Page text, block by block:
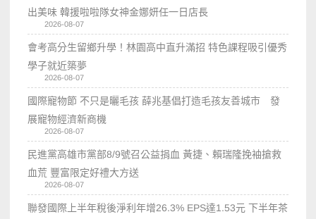
出美味 韓援啦啦隊女神金娜妍任一日店長
2026-08-07
會考高分生留鄉升學！林園高中直升滿招 特色課程吸引優秀
學子就近築夢
2026-08-07
國際寵物節 不只是曬毛孩 薛兆基倡打造毛孩友善城市 發
展寵物經濟新商機
2026-08-07
民進黨高雄市黨部8/9號召公益捐血 黃捷、賴瑞隆挽袖搶救
血荒 豐富限定好禮大方送
2026-08-07
聯發國際上半年稅後淨利年增26.3% EPS達1.53元 下半年茶